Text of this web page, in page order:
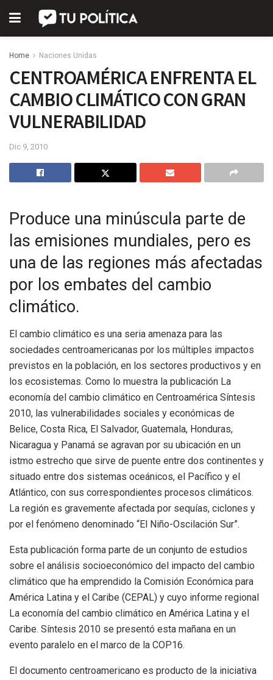
Home Naciones Unidas
CENTROAMÉRICA ENFRENTA EL
CAMBIO CLIMÁTICO CON GRAN
VULNERABILIDAD
Dic 9, 2010
Produce una minúscula parte de
las emisiones mundiales, pero es
una de las regiones más afectadas
por los embates del cambio
climático.
El cambio climático es una seria amenaza para las
sociedades centroamericanas por los múltiples impactos
previstos en la población, en los sectores productivos y en
los ecosistemas. Como lo muestra la publicación La
economía del cambio climático en Centroamérica Síntesis
2010, las vulnerabilidades sociales y económicas de
Belice, Costa Rica, El Salvador, Guatemala, Honduras,
Nicaragua y Panamá se agravan por su ubicación en un
istmo estrecho que sirve de puente entre dos continentes y
situado entre dos sistemas oceánicos, el Pacífico y el
Atlántico, con sus correspondientes procesos climáticos.
La región es gravemente afectada por sequías, ciclones y
por el fenómeno denominado “El Niño-Oscilación Sur”.
Esta publicación forma parte de un conjunto de estudios
sobre el análisis socioeconómico del impacto del cambio
climático que ha emprendido la Comisión Económica para
América Latina y el Caribe (CEPAL) y cuyo informe regional
La economía del cambio climático en América Latina y el
Caribe. Síntesis 2010 se presentó esta mañana en un
evento paralelo en el marco de la COP16.
El documento centroamericano es producto de la iniciativa